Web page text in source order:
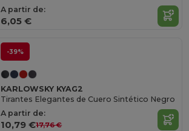
A partir de:
6,05 €
-39%
KARLOWSKY KYAG2
Tirantes Elegantes de Cuero Sintético Negro
A partir de:
10,79 €17,76 €